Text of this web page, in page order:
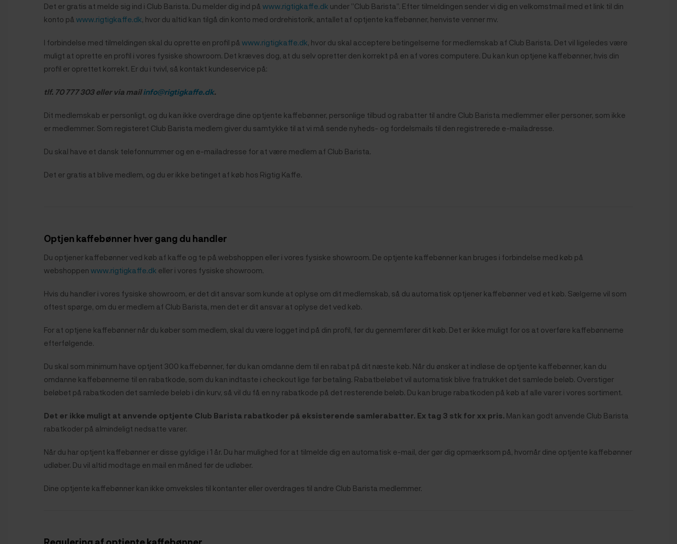
Det er gratis at melde sig ind i Club Barista. Du melder dig ind på www.rigtigkaffe.dk under ”Club Barista”. Efter tilmeldingen sender vi dig en velkomstmail med et link til din
konto på www.rigtigkaffe.dk, hvor du altid kan tilgå din konto med ordrehistorik, antallet af optjente kaffebønner, henviste venner mv.
I forbindelse med tilmeldingen skal du oprette en profil på www.rigtigkaffe.dk, hvor du skal acceptere betingelserne for medlemskab af Club Barista. Det vil ligeledes være
muligt at oprette en profil i vores fysiske showroom. Det kræves dog, at du selv opretter den korrekt på en af vores computere. Du kan kun optjene kaffebønner, hvis din
profil er oprettet korrekt. Er du i tvivl, så kontakt kundeservice på:
tlf. 70 777 303 eller via mailinfo@rigtigkaffe.dk.
Dit medlemskab er personligt, og du kan ikke overdrage dine optjente kaffebønner, personlige tilbud og rabatter til andre Club Barista medlemmer eller personer, som ikke
er medlemmer. Som registeret Club Barista medlem giver du samtykke til at vi må sende nyheds- og fordelsmails til den registrerede e-mailadresse.
Du skal have et dansk telefonnummer og en e-mailadresse for at være medlem af Club Barista.
Det er gratis at blive medlem, og du er ikke betinget af køb hos Rigtig Kaffe.
Optjen kaffebønner hver gang du handler
Du optjener kaffebønnerved køb af kaffe og te på webshoppen eller i vores fysiske showroom. De optjente kaffebønner kan bruges i forbindelse med køb på
webshoppen www.rigtigkaffe.dk eller i vores fysiske showroom.
Hvis du handler i vores fysiske showroom, er det dit ansvar som kunde at oplyse om dit medlemskab, så du automatisk optjener kaffebønner ved et køb. Sælgerne vil som
oftest spørge, om du er medlem af Club Barista, men det er dit ansvar at oplyse det ved køb.
For at optjene kaffebønner når du køber som medlem, skal du være logget ind på din profil, før du gennemfører dit køb. Det er ikke muligt for os at overføre kaffebønnerne
efterfølgende.
Du skal som minimum have optjent 300 kaffebønner, før du kan omdanne dem til en rabat på dit næste køb. Når du ønsker at indløse de optjente kaffebønner, kan du
omdanne kaffebønnerne til en rabatkode, som du kan indtaste i checkout lige før betaling. Rabatbeløbet vil automatisk blive fratrukket det samlede beløb. Overstiger
beløbet på rabatkoden det samlede beløb i din kurv, så vil du få en ny rabatkode på det resterende beløb. Du kan bruge rabatkoden på køb af alle varer i vores sortiment.
Det er ikke muligt at anvende optjente Club Barista rabatkoder på eksisterende samlerabatter. Ex tag 3 stk for xx pris. Man kan godt anvende Club Barista
rabatkoder på almindeligt nedsatte varer.
Når du har optjent kaffebønner er disse gyldige i 1 år. Du har mulighed for at tilmelde dig en automatisk e-mail, der gør dig opmærksom på, hvornår dine optjente kaffebønner
udløber. Du vil altid modtage en mail en måned før de udløber.
Dine optjente kaffebønner kan ikke omveksles til kontanter eller overdrages til andre Club Barista medlemmer.